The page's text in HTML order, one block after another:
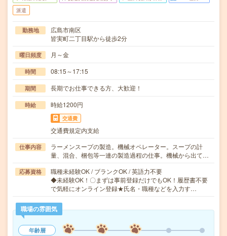
派遣
勤務地
広島市南区
皆実町二丁目駅から徒歩2分
曜日頻度 月～金
時間 08:15～17:15
期間 長期でお仕事できる方、大歓迎！
時給 時給1200円
交通費
交通費規定内支給
仕事内容
ラーメンスープの製造。機械オペレーター。スープの計
量、混合、梱包等一連の製造過程の仕事。機械から出て…
応募資格
職種未経験OK / ブランクOK / 英語力不要
◆未経験OK！〇まずは事前登録だけでもOK！履歴書不要
で気軽にオンライン登録★氏名・職種などを入力す…
職場の雰囲気
年齢層